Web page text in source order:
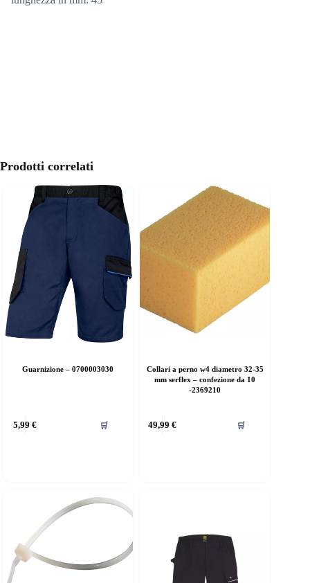
Prodotti correlati
Guarnizione – 0700003030
5,99€ 🛒
Collari a perno w4 diametro 32-35
mm serflex – confezione da 10
-2369210
49,99 € 🛒